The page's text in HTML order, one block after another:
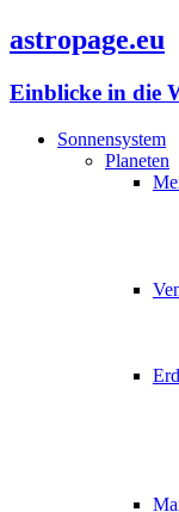
astropage.eu
Einblicke in die
Sonnensystem
Planeten